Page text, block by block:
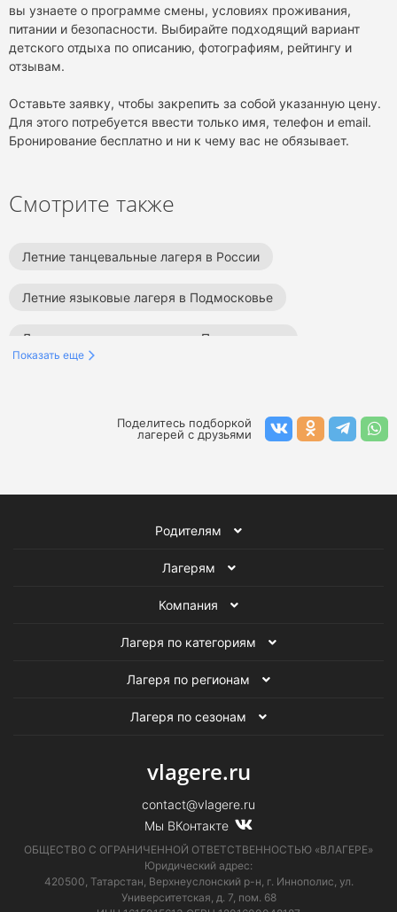
вы узнаете о программе смены, условиях проживания,
питании и безопасности. Выбирайте подходящий вариант
детского отдыха по описанию, фотографиям, рейтингу и
отзывам.
Оставьте заявку, чтобы закрепить за собой указанную цену.
Для этого потребуется ввести только имя, телефон и email.
Бронирование бесплатно и ни к чему вас не обязывает.
Смотрите также
Летние танцевальные лагеря в России
Летние языковые лагеря в Подмосковье
Летние спортивные лагеря в Подмосковье
Летние творческие лагеря в Подмосковье
Летние английские лагеря в Подмосковье
Танцевальные лагеря в Подмосковье
Летние танцевальные лагеря
Лагеря в Подмосковье Танцевальные лагеря
Летние лагеря
Показать еще
Поделитесь подборкой
лагерей с друзьями
Родителям
Лагерям
Компания
Лагеря по категориям
Лагеря по регионам
Лагеря по сезонам
vlagere.ru
contact@vlagere.ru
Мы ВКонтакте
ОБЩЕСТВО С ОГРАНИЧЕННОЙ ОТВЕТСТВЕННОСТЬЮ «ВЛАГЕРЕ»
Юридический адрес:
420500, Татарстан, Верхнеуслонский р-н, г. Иннополис, ул.
Университетская, д. 7, пом. 68